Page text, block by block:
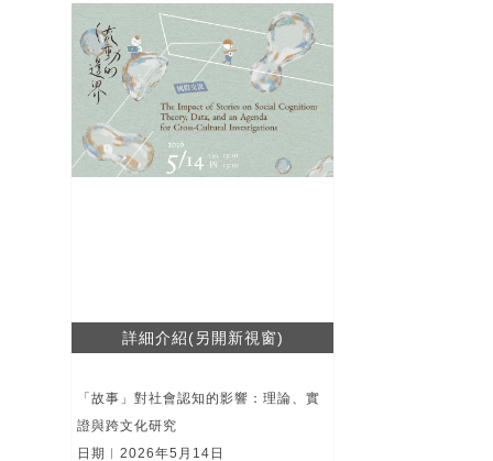
詳細介紹(另開新視窗)
「故事」對社會認知的影響：理論、實
證與跨文化研究
日期︱2026年5月14日